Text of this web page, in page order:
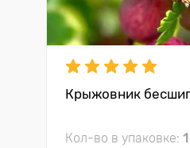
Крыжовник
Кол-во в упаковке: